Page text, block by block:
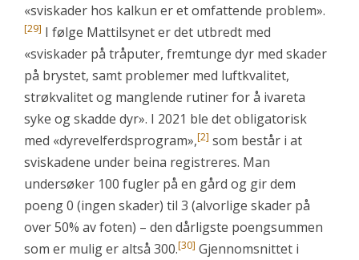
«sviskader hos kalkun er et omfattende problem».
[29] I følge Mattilsynet er det utbredt med
«sviskader på tråputer, fremtunge dyr med skader
på brystet, samt problemer med luftkvalitet,
strøkvalitet og manglende rutiner for å ivareta
syke og skadde dyr». I 2021 ble det obligatorisk
med «dyrevelferdsprogram»,[2] som består i at
sviskadene under beina registreres. Man
undersøker 100 fugler på en gård og gir dem
poeng 0 (ingen skader) til 3 (alvorlige skader på
over 50% av foten) – den dårligste poengsummen
som er mulig er altså 300.[30] Gjennomsnittet i